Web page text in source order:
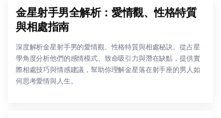
金星射手男全解析：愛情觀、性格特質
與相處指南
深度解析金星射手男的愛情觀、性格特質與相處秘訣。從占星
學角度分析他們的感情模式、致命吸引力與潛在缺點，提供實
際相處技巧與情感建議，幫助你理解金星落在射手座的男人如
何思考愛情與人生。